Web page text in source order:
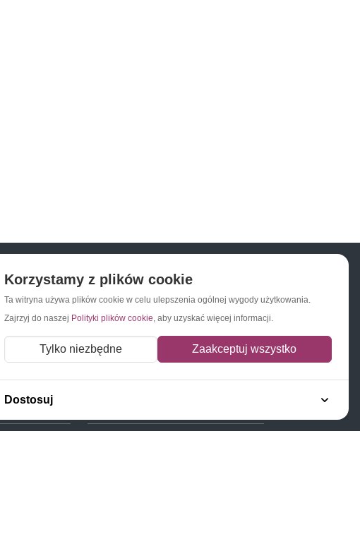
Napisz do nas Zapisz się do newslettera
Korzystamy z plików cookie
Ta witryna używa plików cookie w celu ulepszenia ogólnej wygody użytkowania.
Zajrzyj do naszej Polityki plików cookie, aby uzyskać więcej informacji.
Tylko niezbędne Zaakceptuj wszystko
Dostosuj